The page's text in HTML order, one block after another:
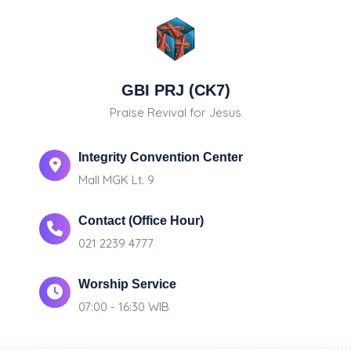
GBI PRJ (CK7)
Praise Revival for Jesus
Integrity Convention Center
Mall MGK Lt. 9
Contact (Office Hour)
021 2239 4777
Worship Service
07:00 - 16:30 WIB